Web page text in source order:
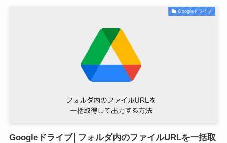
Googleドライブ
Googleドライブ│フォルダ内のファイルURLを一括取